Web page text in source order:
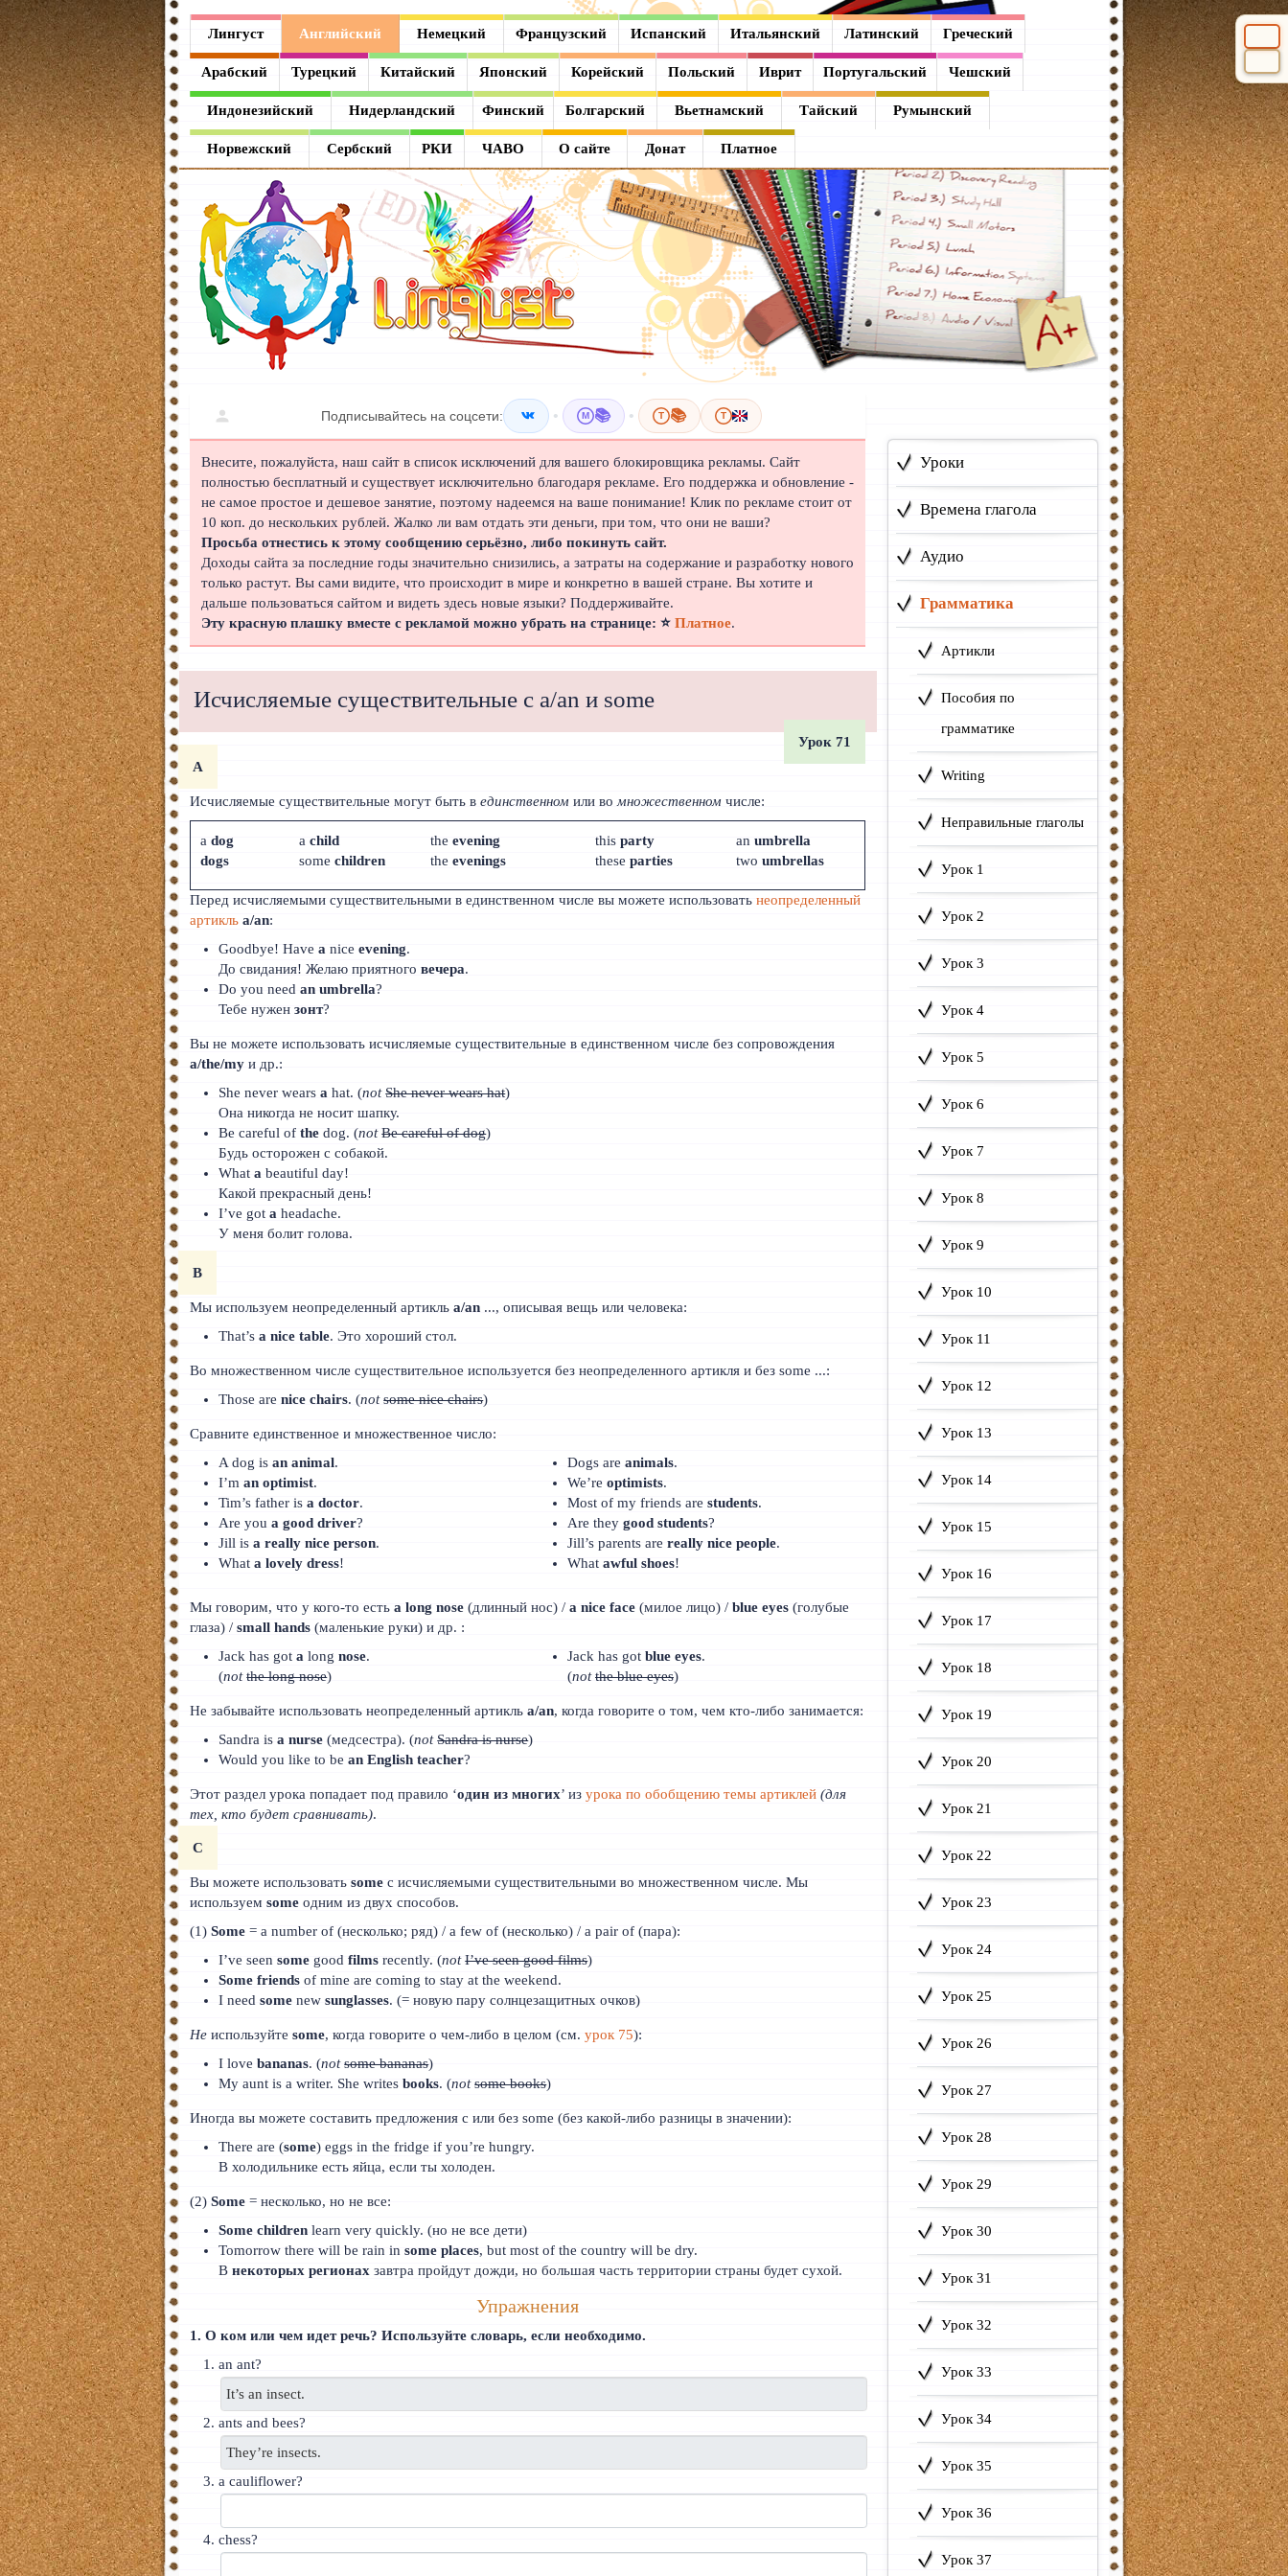
Лингуст Английский Немецкий Французский Испанский Итальянский Латинский Греческий
Арабский Турецкий Китайский Японский Корейский Польский Иврит Португальский Чешский
Индонезийский Нидерландский Финский Болгарский Вьетнамский Тайский Румынский
Норвежский Сербский РКИ ЧАВО О сайте Донат Платное
Подписывайтесь на соцсети: • M 📚 • T 📚 T
Внесите, пожалуйста, наш сайт в список исключений для вашего блокировщика рекламы. Сайт
полностью бесплатный и существует исключительно благодаря рекламе. Его поддержка и обновление -
не самое простое и дешевое занятие, поэтому надеемся на ваше понимание! Клик по рекламе стоит от
10 коп. до нескольких рублей. Жалко ли вам отдать эти деньги, при том, что они не ваши?
Просьба отнестись к этому сообщению серьёзно, либо покинуть сайт.
Доходы сайта за последние годы значительно снизились, а затраты на содержание и разработку нового
только растут. Вы сами видите, что происходит в мире и конкретно в вашей стране. Вы хотите и
дальше пользоваться сайтом и видеть здесь новые языки? Поддерживайте.
Эту красную плашку вместе с рекламой можно убрать на странице: ⭐Платное.
Исчисляемые существительные с a/an и some
Урок 71
A
Исчисляемые существительные могут быть вединственном или во множественном числе:
adog
dogs
achild
somechildren
theevening
theevenings
this party
these parties
an umbrella
two umbrellas
Перед исчисляемыми существительными в единственном числе вы можете использоватьнеопределенный
артикль a/an:
Goodbye! Havea niceevening.
До свидания! Желаю приятноговечера.
Do you needan umbrella?
Тебе нужензонт?
Вы не можете использовать исчисляемые существительные в единственном числе без сопровождения
a/the/my и др.:
She never wearsa hat. (not She never wears hat)
Она никогда не носит шапку.
Be careful ofthe dog. (not Be careful of dog)
Будь осторожен с собакой.
Whata beautiful day!
Какой прекрасный день!
I’ve gota headache.
У меня болит голова.
B
Мы используем неопределенный артикльa/an ..., описывая вещь или человека:
That’sa nice table. Это хороший стол.
Во множественном числе существительное используется без неопределенного артикля и без some ...:
Those arenice chairs. (not some nice chairs)
Сравните единственное и множественное число:
A dog isan animal.
I’man optimist.
Tim’s father isa doctor.
Are youa good driver?
Jill isa really nice person.
Whata lovely dress!
Dogs are animals.
We’re optimists.
Most of my friends are students.
Are they good students?
Jill’s parents are really nice people.
What awful shoes!
Мы говорим, что у кого-то естьa long nose (длинный нос) /a nice face (милое лицо) /blue eyes (голубые
глаза) /small hands (маленькие руки) и др. :
Jack has gota longnose.
(not the long nose)
Jack has got blue eyes.
(not the blue eyes)
Не забывайте использовать неопределенный артикльa/an, когда говорите о том, чем кто-либо занимается:
Sandra isa nurse (медсестра). (not Sandra is nurse)
Would you like to bean English teacher?
Этот раздел урока попадает под правило ‘один из многих’ изурока по обобщению темы артиклей (для
тех, кто будет сравнивать).
C
Вы можете использоватьsome с исчисляемыми существительными во множественном числе. Мы
используемsome одним из двух способов.
(1)Some = a number of (несколько; ряд) / a few of (несколько) / a pair of (пара):
I’ve seensome goodfilms recently. (not I’ve seen good films)
Some friends of mine are coming to stay at the weekend.
I needsome newsunglasses. (= новую пару солнцезащитных очков)
Не используйтеsome, когда говорите о чем-либо в целом (см.урок 75):
I lovebananas. (not some bananas)
My aunt is a writer. She writesbooks. (not some books)
Иногда вы можете составить предложения с или без some (без какой-либо разницы в значении):
There are (some) eggs in the fridge if you’re hungry.
В холодильнике есть яйца, если ты холоден.
(2)Some = несколько, но не все:
Some children learn very quickly. (но не все дети)
Tomorrow there will be rain insome places, but most of the country will be dry.
Внекоторых регионах завтра пройдут дожди, но большая часть территории страны будет сухой.
Упражнения
1. О ком или чем идет речь? Используйте словарь, если необходимо.
an ant?
ants and bees?
a cauliflower?
chess?
Уроки
Времена глагола
Аудио
Грамматика
Артикли
Пособия по
грамматике
Writing
Неправильные глаголы
Урок 1
Урок 2
Урок 3
Урок 4
Урок 5
Урок 6
Урок 7
Урок 8
Урок 9
Урок 10
Урок 11
Урок 12
Урок 13
Урок 14
Урок 15
Урок 16
Урок 17
Урок 18
Урок 19
Урок 20
Урок 21
Урок 22
Урок 23
Урок 24
Урок 25
Урок 26
Урок 27
Урок 28
Урок 29
Урок 30
Урок 31
Урок 32
Урок 33
Урок 34
Урок 35
Урок 36
Урок 37
Лингуст
Английский
Немецкий
Французский
Испанский
Итальянский
Латинский
Греческий
Арабский
Турецкий
Китайский
Японский
Корейский
Польский
Иврит
Португальский
Чешский
Индонезийский
Нидерландский
Финский
Болгарский
Вьетнамский
Тайский
Румынский
Норвежский
Сербский
РКИ
ЧАВО
О сайте
Донат
Платное